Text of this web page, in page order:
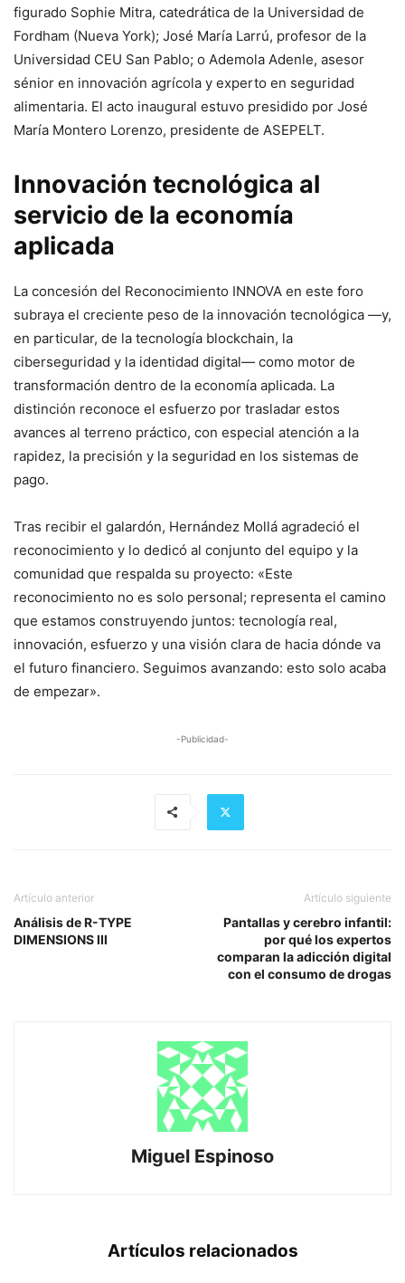
figurado Sophie Mitra, catedrática de la Universidad de
Fordham (Nueva York); José María Larrú, profesor de la
Universidad CEU San Pablo; o Ademola Adenle, asesor
sénior en innovación agrícola y experto en seguridad
alimentaria. El acto inaugural estuvo presidido por José
María Montero Lorenzo, presidente de ASEPELT.
Innovación tecnológica al
servicio de la economía
aplicada
La concesión del Reconocimiento INNOVA en este foro
subraya el creciente peso de la innovación tecnológica —y,
en particular, de la tecnología blockchain, la
ciberseguridad y la identidad digital— como motor de
transformación dentro de la economía aplicada. La
distinción reconoce el esfuerzo por trasladar estos
avances al terreno práctico, con especial atención a la
rapidez, la precisión y la seguridad en los sistemas de
pago.
Tras recibir el galardón, Hernández Mollá agradeció el
reconocimiento y lo dedicó al conjunto del equipo y la
comunidad que respalda su proyecto: «Este
reconocimiento no es solo personal; representa el camino
que estamos construyendo juntos: tecnología real,
innovación, esfuerzo y una visión clara de hacia dónde va
el futuro financiero. Seguimos avanzando: esto solo acaba
de empezar».
-Publicidad-
Artículo anterior
Análisis de R-TYPE
DIMENSIONS III
Artículo siguiente
Pantallas y cerebro infantil:
por qué los expertos
comparan la adicción digital
con el consumo de drogas
Miguel Espinoso
Artículos relacionados